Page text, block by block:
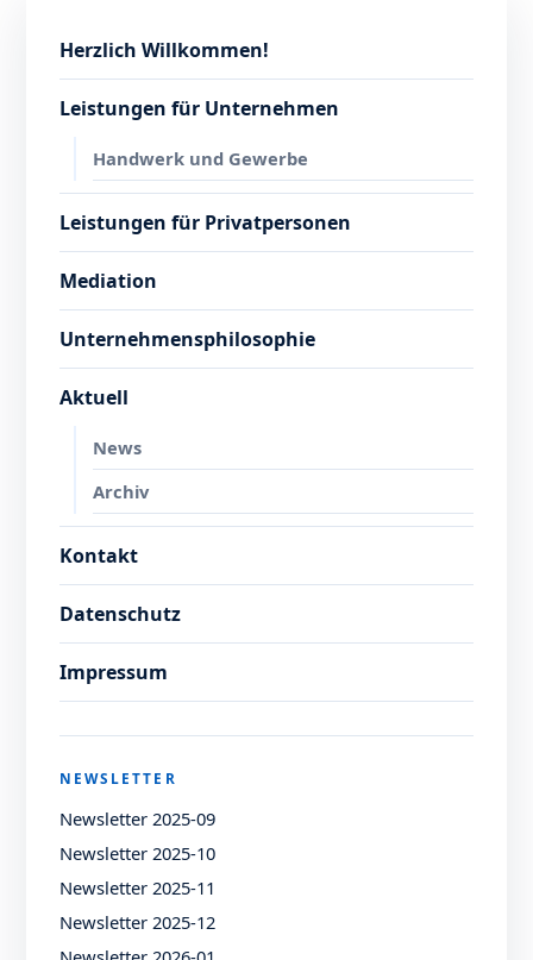
Herzlich Willkommen!
Leistungen für Unternehmen
Handwerk und Gewerbe
Leistungen für Privatpersonen
Mediation
Unternehmensphilosophie
Aktuell
News
Archiv
Kontakt
Datenschutz
Impressum
NEWSLETTER
Newsletter 2025-09
Newsletter 2025-10
Newsletter 2025-11
Newsletter 2025-12